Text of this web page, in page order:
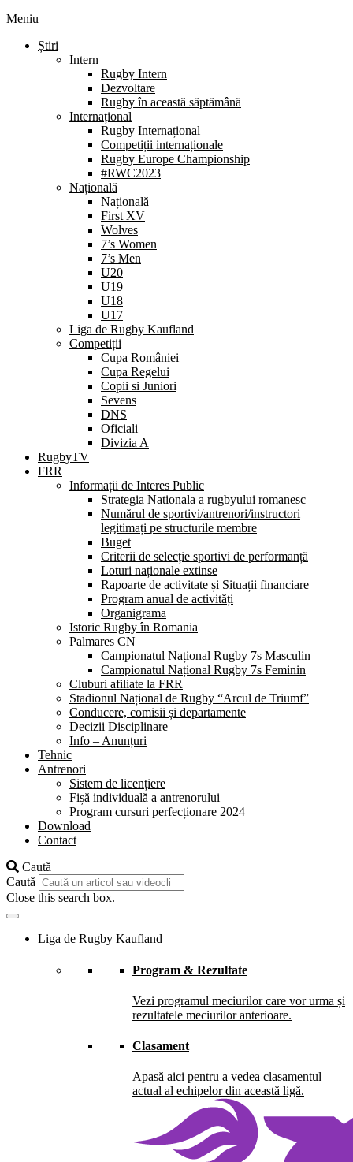
Meniu
Știri
Intern
Rugby Intern
Dezvoltare
Rugby în această săptămână
Internațional
Rugby Internațional
Competiții internaționale
Rugby Europe Championship
#RWC2023
Națională
Națională
First XV
Wolves
7’s Women
7’s Men
U20
U19
U18
U17
Liga de Rugby Kaufland
Competiții
Cupa României
Cupa Regelui
Copii si Juniori
Sevens
DNS
Oficiali
Divizia A
RugbyTV
FRR
Informații de Interes Public
Strategia Nationala a rugbyului romanesc
Numărul de sportivi/antrenori/instructori
legitimați pe structurile membre
Buget
Criterii de selecție sportivi de performanță
Loturi naționale extinse
Rapoarte de activitate și Situații financiare
Program anual de activități
Organigrama
Istoric Rugby în Romania
Palmares CN
Campionatul Național Rugby 7s Masculin
Campionatul Național Rugby 7s Feminin
Cluburi afiliate la FRR
Stadionul Național de Rugby “Arcul de Triumf”
Conducere, comisii și departamente
Decizii Disciplinare
Info – Anunțuri
Tehnic
Antrenori
Sistem de licențiere
Fișă individuală a antrenorului
Program cursuri perfecționare 2024
Download
Contact
Caută
Caută
Close this search box.
Liga de Rugby Kaufland
Program & Rezultate
Vezi programul meciurilor care vor urma și
rezultatele meciurilor anterioare.
Clasament
Apasă aici pentru a vedea clasamentul
actual al echipelor din această ligă.